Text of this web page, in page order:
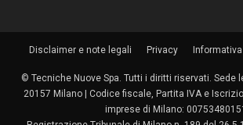
Disclaimer e note legali Privacy
© Tecniche Nuove Spa. Tutti i diritti riservati. Sede
20157 Milano | Codice fiscale, Partita IVA e
imprese di Milano: